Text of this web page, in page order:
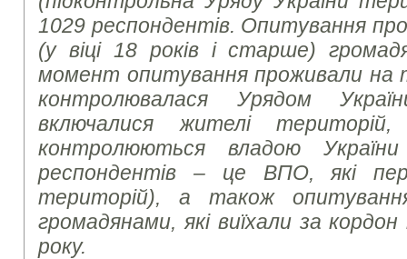
1029 респондентів. Опитування
(у віці 18 років і старше)
момент опитування проживали на
контролювалася Урядом
включалися жителі
контролюються владою
респондентів – це ВПО, які
територій), а також
громадянами, які виїхали за
року.